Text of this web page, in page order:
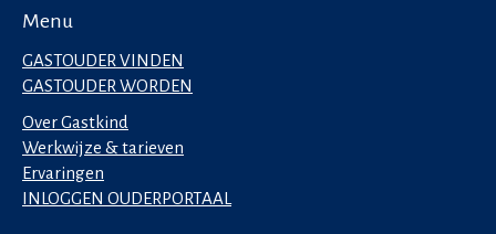
Menu
GASTOUDER VINDEN
GASTOUDER WORDEN
Over Gastkind
Werkwijze & tarieven
Ervaringen
INLOGGEN OUDERPORTAAL